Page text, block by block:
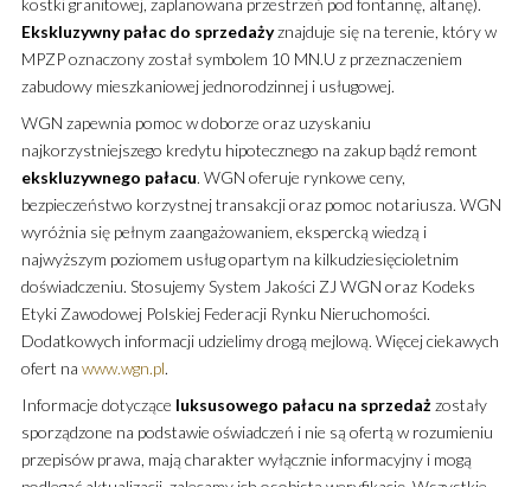
Ekskluzywny pałac do sprzedażyznajduje się na terenie, który w
MPZP oznaczony został symbolem 10 MN.U z przeznaczeniem
zabudowy mieszkaniowej jednorodzinnej i usługowej.
WGN zapewnia pomoc w doborze oraz uzyskaniu
najkorzystniejszego kredytu hipotecznego na zakup bądź remont
ekskluzywnego pałacu. WGN oferuje rynkowe ceny,
bezpieczeństwo korzystnej transakcji oraz pomoc notariusza. WGN
wyróżnia się pełnym zaangażowaniem, ekspercką wiedzą i
najwyższym poziomem usług opartym na kilkudziesięcioletnim
doświadczeniu. Stosujemy System Jakości ZJ WGN oraz Kodeks
Etyki Zawodowej Polskiej Federacji Rynku Nieruchomości.
Dodatkowych informacji udzielimy drogą mejlową. Więcej ciekawych
ofert na www.wgn.pl.
Informacje dotyczące luksusowego pałacu na sprzedażzostały
sporządzone na podstawie oświadczeń i nie są ofertą w rozumieniu
przepisów prawa, mają charakter wyłącznie informacyjny i mogą